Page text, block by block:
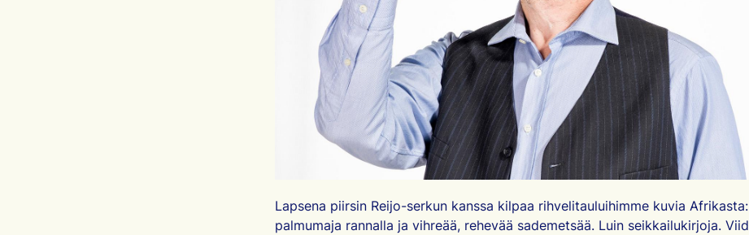
Lapsena piirsin Reijo-serkun kanssa kilpaa rihvelitauluihimme kuvia
palmumaja rannalla ja vihreää, rehevää sademetsää. Luin seikkailukirjoja.